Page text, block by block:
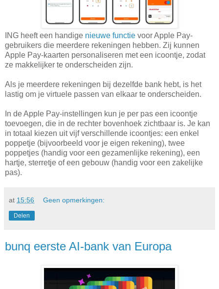
ING heeft een handige nieuwe functie voor Apple Pay-
gebruikers die meerdere rekeningen hebben. Zij kunnen
Apple Pay-kaarten personaliseren met een icoontje, zodat
ze makkelijker te onderscheiden zijn.
Als je meerdere rekeningen bij dezelfde bank hebt, is het
lastig om je virtuele passen van elkaar te onderscheiden.
In de Apple Pay-instellingen kun je per pas een icoontje
toevoegen, die in de rechter bovenhoek zichtbaar is. Je kan
in totaal kiezen uit vijf verschillende icoontjes: een enkel
poppetje (bijvoorbeeld voor je eigen rekening), twee
poppetjes (handig voor een gezamenlijke rekening), een
hartje, sterretje of een gebouw (handig voor een zakelijke
pas).
at 15:56 Geen opmerkingen:
Delen
bunq eerste AI-bank van Europa